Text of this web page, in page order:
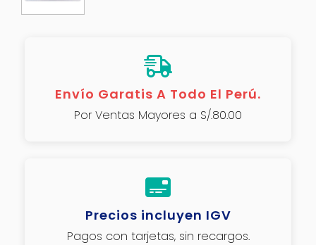
Envío Garatis A Todo El Perú.
Por Ventas Mayores a S/.80.00
Precios incluyen IGV
Pagos con tarjetas, sin recargos.